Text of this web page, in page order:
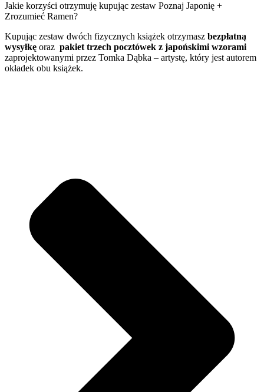
Jakie korzyści otrzymuję kupując zestaw Poznaj Japonię +
Zrozumieć Ramen?
Kupując zestaw dwóch fizycznych książek otrzymasz bezpłatną
wysyłkę oraz pakiet trzech pocztówek z japońskimi wzorami
zaprojektowanymi przez Tomka Dąbka – artystę, który jest autorem
okładek obu książek.